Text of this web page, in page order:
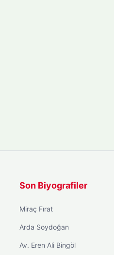
Son Biyografiler
Miraç Fırat
Arda Soydoğan
Av. Eren Ali Bingöl